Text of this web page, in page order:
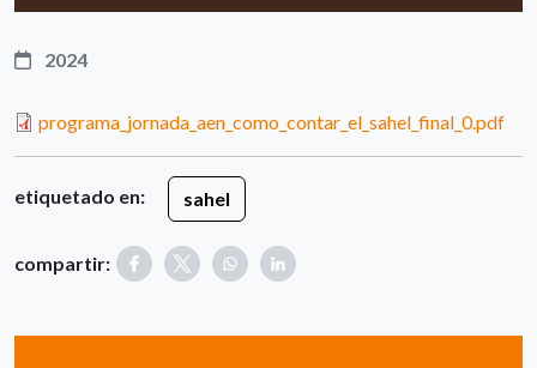
2024
programa_jornada_aen_como_contar_el_sahel_final_0.pdf
etiquetado en: sahel
compartir: